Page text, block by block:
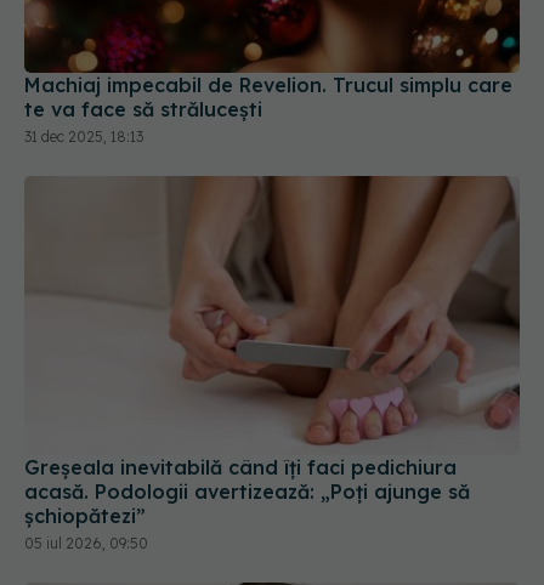
Machiaj impecabil de Revelion. Trucul simplu care
te va face să strălucești
31 dec 2025, 18:13
Greșeala inevitabilă când îți faci pedichiura
acasă. Podologii avertizează: „Poți ajunge să
șchiopătezi”
05 iul 2026, 09:50